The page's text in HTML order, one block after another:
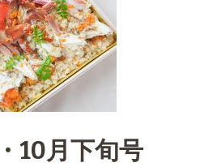
10月下旬号